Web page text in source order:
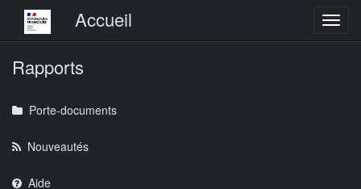
Menu principalAccueil
Rapports
Porte-documents
Nouveautés
Aide